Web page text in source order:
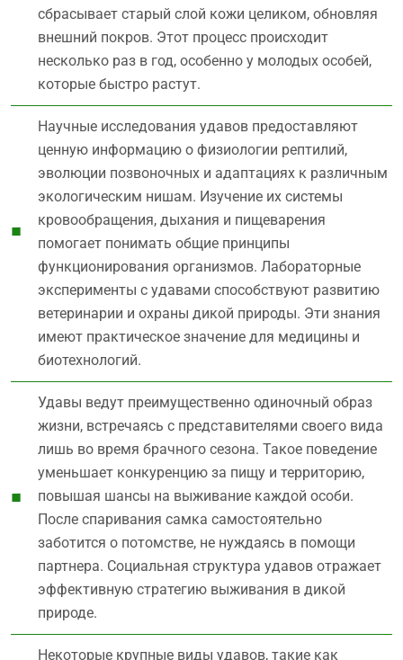
сбрасывает старый слой кожи целиком, обновляя
внешний покров. Этот процесс происходит
несколько раз в год, особенно у молодых особей,
которые быстро растут.
Научные исследования удавов предоставляют
ценную информацию о физиологии рептилий,
эволюции позвоночных и адаптациях к различным
экологическим нишам. Изучение их системы
кровообращения, дыхания и пищеварения
помогает понимать общие принципы
функционирования организмов. Лабораторные
эксперименты с удавами способствуют развитию
ветеринарии и охраны дикой природы. Эти знания
имеют практическое значение для медицины и
биотехнологий.
Удавы ведут преимущественно одиночный образ
жизни, встречаясь с представителями своего вида
лишь во время брачного сезона. Такое поведение
уменьшает конкуренцию за пищу и территорию,
повышая шансы на выживание каждой особи.
После спаривания самка самостоятельно
заботится о потомстве, не нуждаясь в помощи
партнера. Социальная структура удавов отражает
эффективную стратегию выживания в дикой
природе.
Некоторые крупные виды удавов, такие как